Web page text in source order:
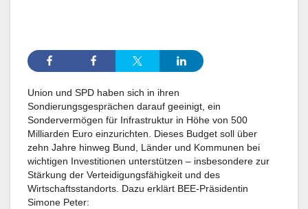
Union und SPD haben sich in ihren
Sondierungsgesprächen darauf geeinigt, ein
Sondervermögen für Infrastruktur in Höhe von 500
Milliarden Euro einzurichten. Dieses Budget soll über
zehn Jahre hinweg Bund, Länder und Kommunen bei
wichtigen Investitionen unterstützen – insbesondere zur
Stärkung der Verteidigungsfähigkeit und des
Wirtschaftsstandorts. Dazu erklärt BEE-Präsidentin
Simone Peter: